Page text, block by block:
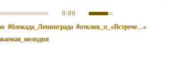
0:00
#блокада_Ленинграда #отклик_о_«Встрече...»